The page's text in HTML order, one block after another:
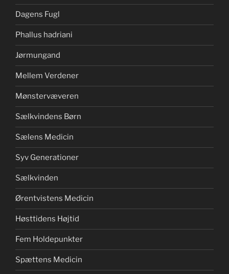
Dagens Fugl
Phallus hadriani
Jørmungand
Mellem Verdener
Mønstervæveren
Sælkvindens Børn
Sælens Medicin
Syv Generationer
Sælkvinden
Ørentvistens Medicin
Høsttidens Højtid
Fem Holdepunkter
Spættens Medicin